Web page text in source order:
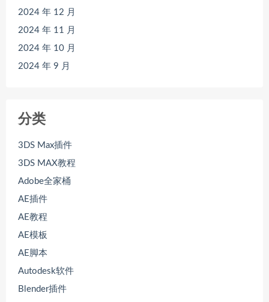
2024 年 12 月
2024 年 11 月
2024 年 10 月
2024 年 9 月
分类
3DS Max插件
3DS MAX教程
Adobe全家桶
AE插件
AE教程
AE模板
AE脚本
Autodesk软件
Blender插件